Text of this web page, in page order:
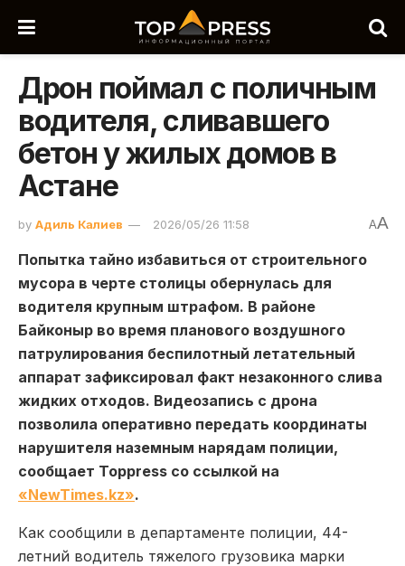
Дрон поймал с поличным
водителя, сливавшего
бетон у жилых домов в
Астане
by Адиль Калиев 2026/05/26 11:58 AA
Попытка тайно избавиться от строительного
мусора в черте столицы обернулась для
водителя крупным штрафом. В районе
Байконыр во время планового воздушного
патрулирования беспилотный летательный
аппарат зафиксировал факт незаконного слива
жидких отходов. Видеозапись с дрона
позволила оперативно передать координаты
нарушителя наземным нарядам полиции,
сообщает Toppress со ссылкой на
«NewTimes.kz».
Как сообщили в департаменте полиции, 44-
летний водитель тяжелого грузовика марки